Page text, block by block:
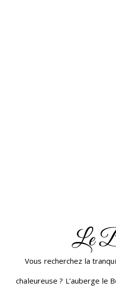
Le
Vous recherchez la
chaleureuse ? L’auberge le